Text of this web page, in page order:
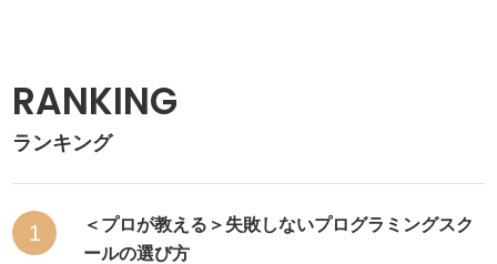
RANKING
ランキング
1
＜プロが教える＞失敗しないプログラミングスク
ールの選び方